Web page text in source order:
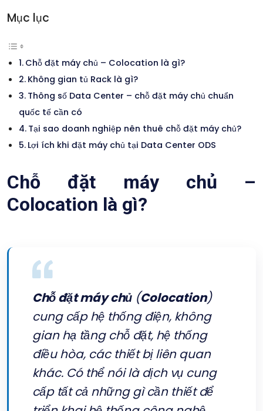
Mục lục
Chỗ đặt máy chủ – Colocation là gì?
Không gian tủ Rack là gì?
Thông số Data Center – chỗ đặt máy chủ chuẩn
quốc tế cần có
Tại sao doanh nghiệp nên thuê chỗ đặt máy chủ?
Lợi ích khi đặt máy chủ tại Data Center ODS
Chỗ đặt máy chủ –
Colocation là gì?
Chỗ đặt máy chủ (Colocation)
cung cấp hệ thống điện, không
gian hạ tầng chỗ đặt, hệ thống
điều hòa, các thiết bị liên quan
khác. Có thể nói là dịch vụ cung
cấp tất cả những gì cần thiết để